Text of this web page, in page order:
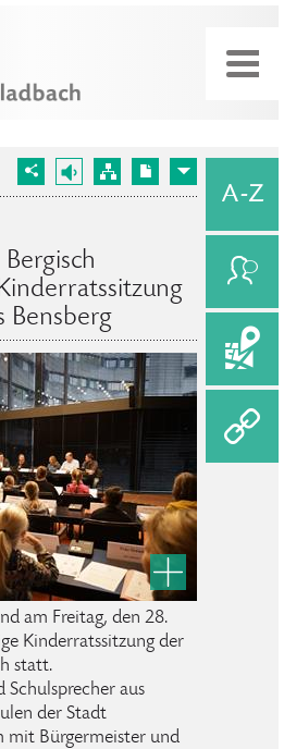
Bensberg
am Freitag, den 28.
Kinderratssitzung der
statt.
Schulsprecher aus
der Stadt
mit Bürgermeister und